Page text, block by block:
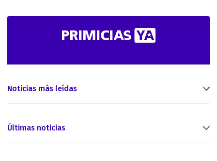
Noticias más leídas
Últimas noticias